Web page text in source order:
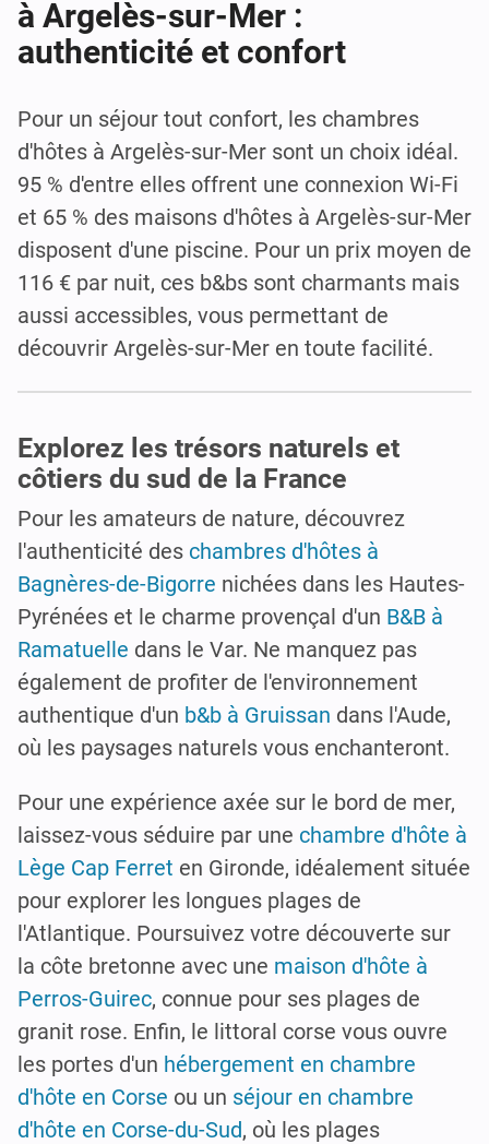
à Argelès-sur-Mer :
authenticité et confort
Pour un séjour tout confort, les chambres
d'hôtes à Argelès-sur-Mer sont un choix idéal.
95 % d'entre elles offrent une connexion Wi-Fi
et 65 % des maisons d'hôtes à Argelès-sur-Mer
disposent d'une piscine. Pour un prix moyen de
116 € par nuit, ces b&bs sont charmants mais
aussi accessibles, vous permettant de
découvrir Argelès-sur-Mer en toute facilité.
Explorez les trésors naturels et
côtiers du sud de la France
Pour les amateurs de nature, découvrez
l'authenticité des chambres d'hôtes à
Bagnères-de-Bigorre nichées dans les Hautes-
Pyrénées et le charme provençal d'un B&B à
Ramatuelle dans le Var. Ne manquez pas
également de profiter de l'environnement
authentique d'un b&b à Gruissan dans l'Aude,
où les paysages naturels vous enchanteront.
Pour une expérience axée sur le bord de mer,
laissez-vous séduire par une chambre d'hôte à
Lège Cap Ferret en Gironde, idéalement située
pour explorer les longues plages de
l'Atlantique. Poursuivez votre découverte sur
la côte bretonne avec une maison d'hôte à
Perros-Guirec, connue pour ses plages de
granit rose. Enfin, le littoral corse vous ouvre
les portes d'un hébergement en chambre
d'hôte en Corse ou un séjour en chambre
d'hôte en Corse-du-Sud, où les plages